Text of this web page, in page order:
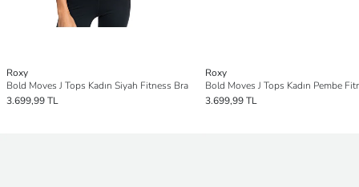
Roxy
Bold Moves J Tops Kadın Siyah Fitness Bra
3.699,99 TL
Roxy
3.699,99 TL